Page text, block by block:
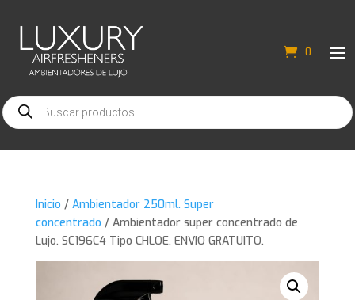
0
Búsqueda
de
productos
Inicio / Ambientador 250ml. Super
concentrado / Ambientador super concentrado de
Lujo. SC196C4 Tipo CHLOE. ENVIO GRATUITO.